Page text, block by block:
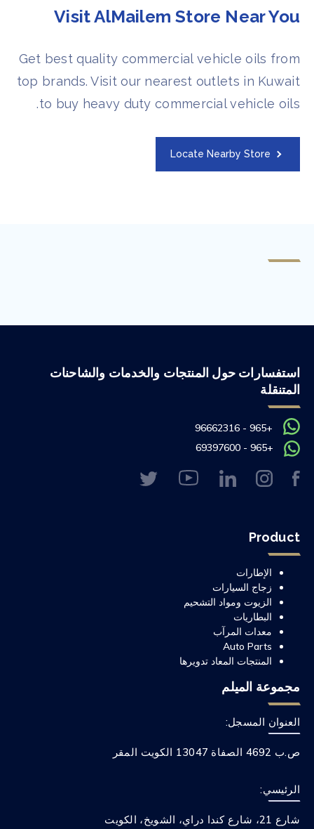
Visit AlMailem Store Near You​
Get best quality commercial vehicle oils from
top brands. Visit our nearest outlets in Kuwait
to buy heavy duty commercial vehicle oils.
Locate Nearby Store
استفسارات حول المنتجات والخدمات والشاحنات
المتنقلة
+965 - 96662316
+965 - 69397600
Product
الإطارات
زجاج السيارات
الزيوت ومواد التشحيم
البطاريات
معدات المرآب
Auto Parts
المنتجات المعاد تدويرها
مجموعة الميلم
العنوان المسجل:
ص.ب 4692 الصفاة 13047 الكويت المقر
الرئيسي:
شارع 21، شارع كندا دراي، الشويخ، الكويت